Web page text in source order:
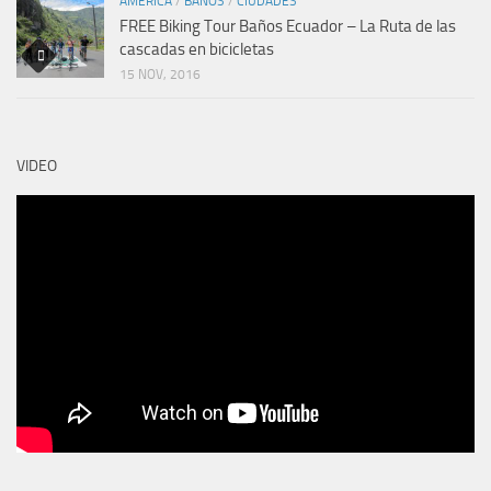
FREE Biking Tour Baños Ecuador – La Ruta de las
cascadas en bicicletas
15 NOV, 2016
VIDEO